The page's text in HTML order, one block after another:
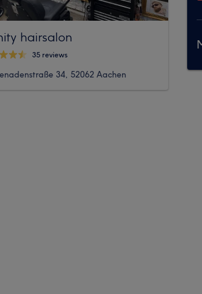
hairsalon
35 reviews
34, 52062 Aachen